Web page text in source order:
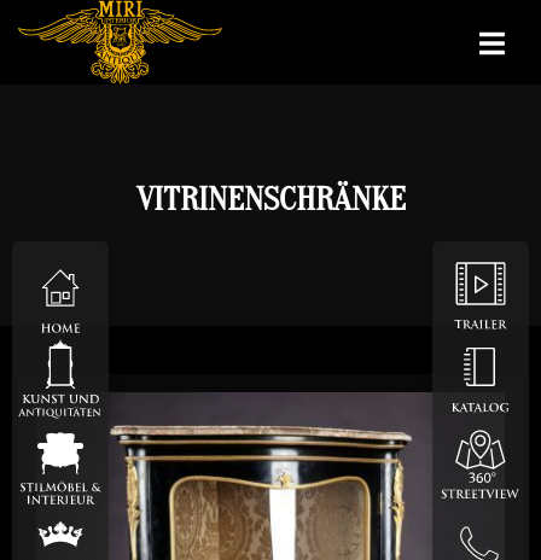
VITRINENSCHRÄNKE